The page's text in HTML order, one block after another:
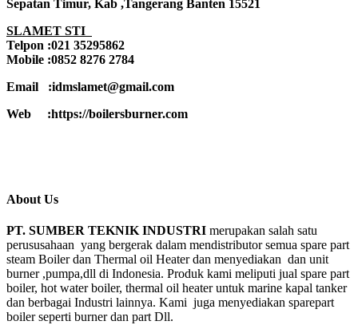
Sepatan Timur, Kab ,Tangerang Banten 15521
SLAMET STI
Telpon :021 35295862
Mobile :0852 8276 2784
Email :idmslamet@gmail.com
Web :https://boilersburner.com
About Us
PT. SUMBER TEKNIK INDUSTRI merupakan salah satu
perususahaan yang bergerak dalam mendistributor semua spare part
steam Boiler dan Thermal oil Heater dan menyediakan dan unit
burner ,pumpa,dll di Indonesia. Produk kami meliputi jual spare part
boiler, hot water boiler, thermal oil heater untuk marine kapal tanker
dan berbagai Industri lainnya. Kami juga menyediakan sparepart
boiler seperti burner dan part Dll.